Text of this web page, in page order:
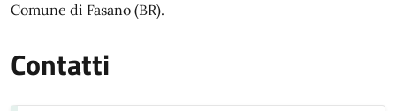
Comune di Fasano (BR).
Contatti